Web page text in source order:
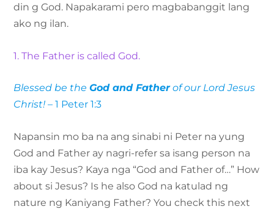
din g God. Napakarami pero magbabanggit lang
ako ng ilan.
1. The Father is called God.
Blessed be theGod and Fatherof our Lord Jesus
Christ!– 1 Peter 1:3
Napansin mo ba na ang sinabi ni Peter na yung
God and Father ay nagri-refer sa isang person na
iba kay Jesus? Kaya nga “God and Father of…” How
about si Jesus? Is he also God na katulad ng
nature ng Kaniyang Father? You check this next